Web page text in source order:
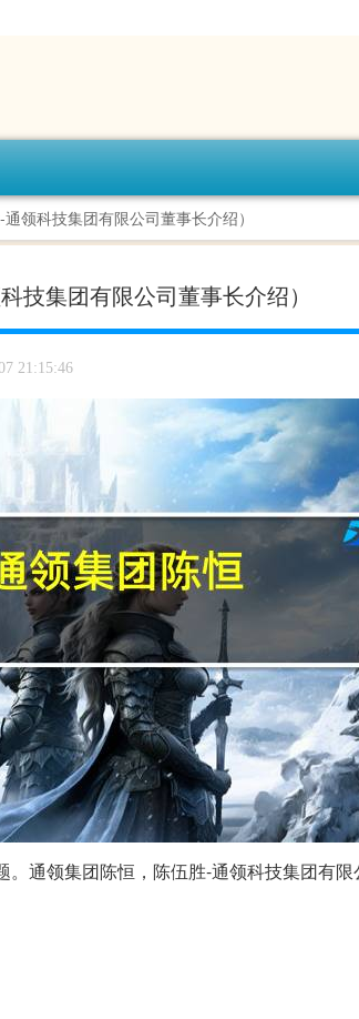
领科技集团有限公司董事长介绍）
技集团有限公司董事长介绍）
21:15:46
。通领集团陈恒，陈伍胜-通领科技集团有